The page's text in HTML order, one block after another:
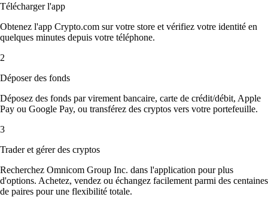
Télécharger l'app
Obtenez l'app Crypto.com sur votre store et vérifiez votre identité en
quelques minutes depuis votre téléphone.
2
Déposer des fonds
Déposez des fonds par virement bancaire, carte de crédit/débit, Apple
Pay ou Google Pay, ou transférez des cryptos vers votre portefeuille.
3
Trader et gérer des cryptos
Recherchez Omnicom Group Inc. dans l'application pour plus
d'options. Achetez, vendez ou échangez facilement parmi des centaines
de paires pour une flexibilité totale.